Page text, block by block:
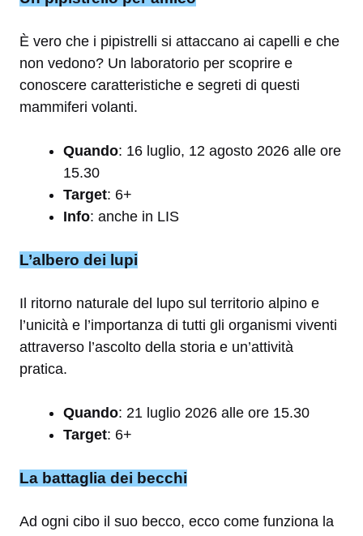
È vero che i pipistrelli si attaccano ai capelli e che
non vedono? Un laboratorio per scoprire e
conoscere caratteristiche e segreti di questi
mammiferi volanti.
Quando: 16 luglio, 12 agosto 2026 alle ore
15.30
Target: 6+
Info: anche in LIS
L’albero dei lupi
Il ritorno naturale del lupo sul territorio alpino e
l’unicità e l’importanza di tutti gli organismi viventi
attraverso l’ascolto della storia e un’attività
pratica.
Quando: 21 luglio 2026 alle ore 15.30
Target: 6+
La battaglia dei becchi
Ad ogni cibo il suo becco, ecco come funziona la